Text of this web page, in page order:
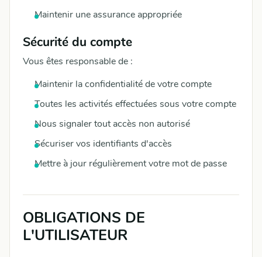
Maintenir une assurance appropriée
Sécurité du compte
Vous êtes responsable de :
Maintenir la confidentialité de votre compte
Toutes les activités effectuées sous votre compte
Nous signaler tout accès non autorisé
Sécuriser vos identifiants d'accès
Mettre à jour régulièrement votre mot de passe
OBLIGATIONS DE
L'UTILISATEUR